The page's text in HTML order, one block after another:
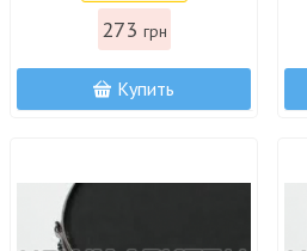
273 грн
Купить